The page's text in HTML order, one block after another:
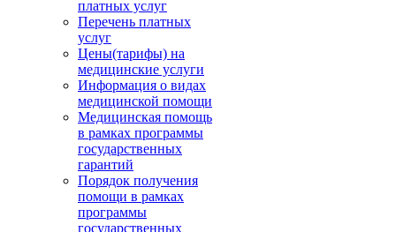
платных услуг
Перечень платных
услуг
Цены(тарифы) на
медицинские услуги
Информация о видах
медицинской помощи
Медицинская помощь
в рамках программы
государственных
гарантий
Порядок получения
помощи в рамках
программы
государственных